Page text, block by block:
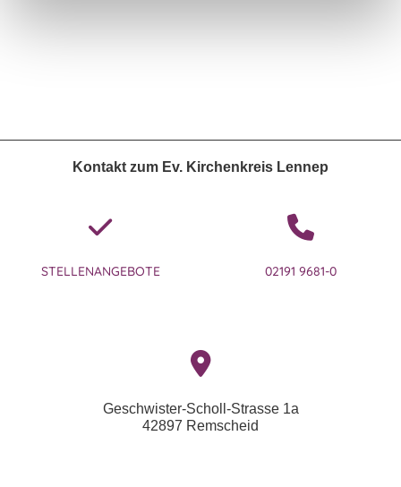
Kontakt zum Ev. Kirchenkreis Lennep
STELLENANGEBOTE 02191 9681-0
Geschwister-Scholl-Strasse 1a
42897 Remscheid